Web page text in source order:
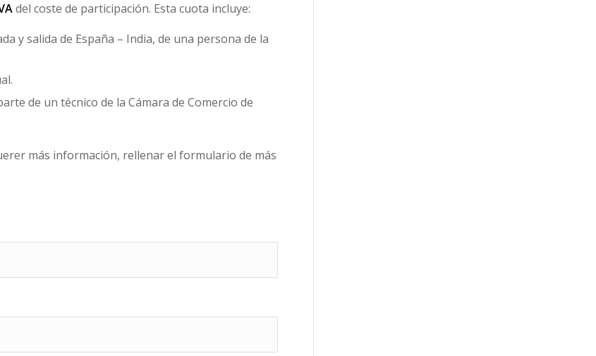
del coste de participación. Esta cuota incluye:
y salida de España – India, de una persona de la
de un técnico de la Cámara de Comercio de
más información, rellenar el formulario de más